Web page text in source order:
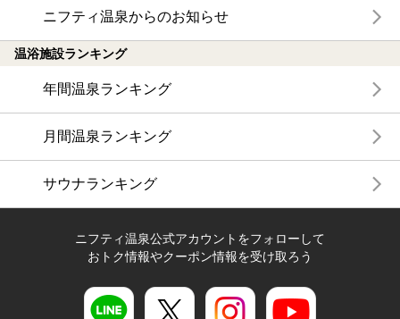
ニフティ温泉からのお知らせ
温浴施設ランキング
年間温泉ランキング
月間温泉ランキング
サウナランキング
ニフティ温泉公式アカウントをフォローして
おトク情報やクーポン情報を受け取ろう